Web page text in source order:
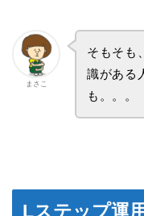
まさこ
そもそも
識がある
も。。。
Lステップ運